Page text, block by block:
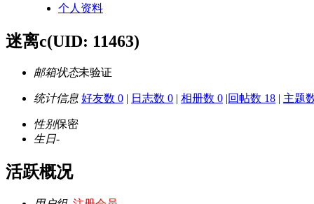
个人资料
迷离c(UID: 11463)
邮箱状态未验证
统计信息 好友数 0 | 日志数 0 | 相册数 0 |回帖数 18 | 主题
性别保密
生日-
活跃概况